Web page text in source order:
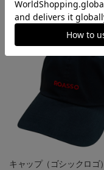
会員特典
キャップ（ゴシックロゴ）